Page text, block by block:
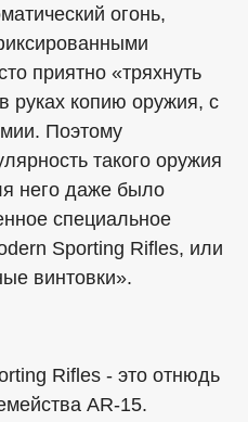
огонь,
приятно «тряхнуть
руках копию оружия, с
Поэтому
такого оружия
него даже было
специальное
Sporting Rifles, или
винтовки».
Rifles - это отнюдь
AR-15.